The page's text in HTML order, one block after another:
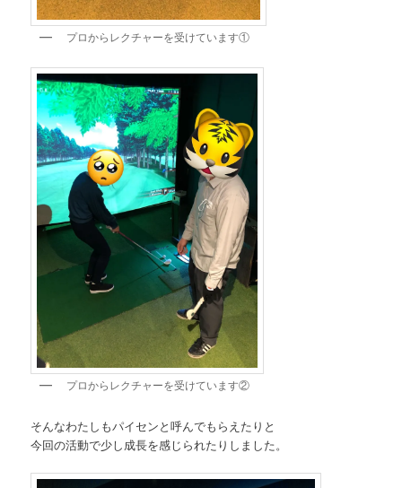
プロからレクチャーを受けています①
プロからレクチャーを受けています②
そんなわたしもパイセンと呼んでもらえたりと
今回の活動で少し成長を感じられたりしました。